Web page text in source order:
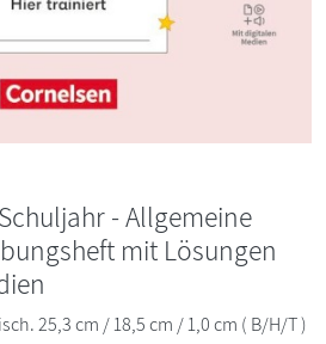
- Allgemeine
mit Lösungen
25,3 cm / 18,5 cm / 1,0 cm ( B/H/T )